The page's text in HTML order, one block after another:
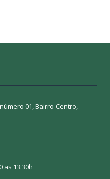
01, Bairro Centro,
as 13:30h